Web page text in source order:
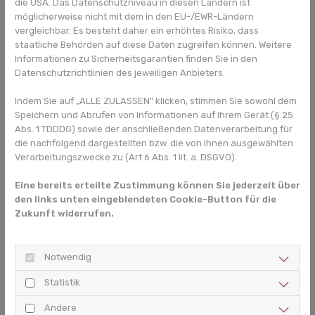
wieder herzustellen. Dabei wird der Zahnschmelz mit einem
säurehaltigen Gel geöffnet und ein Kunststoff in die Hohlräume
eingebracht, damit die Zahnsubstanz wieder geschlossen ist.
Der Zahnschmelz wird dann versiegelt.
Wenn der Zahnschmelz stark beschädigt ist, müssen die Löcher
mit einer Kompositfüllung aufgefüllt werden. Die Zähne werden
mit der Füllung in der Zahnfarbe rekonstruiert.
Dünne Keramik- oder Kunststoffschalen -Veneers- können auf
die Zähne aufgebracht werden, um die Flecken auf den Zähnen
oder der Patientin angepasst und mit einem speziellen Kleber an
die Zähne geklebt.
Quellen:
die USA. Das Datenschutzniveau in diesen Ländern ist
möglicherweise nicht mit dem in den EU-/EWR-Ländern
vergleichbar. Es besteht daher ein erhöhtes Risiko, dass
staatliche Behörden auf diese Daten zugreifen können. Weitere
Informationen zu Sicherheitsgarantien finden Sie in den
Datenschutzrichtlinien des jeweiligen Anbieters.
Indem Sie auf „ALLE ZULASSEN" klicken, stimmen Sie sowohl dem
Speichern und Abrufen von Informationen auf Ihrem Gerät (§ 25
Abs. 1 TDDDG) sowie der anschließenden Datenverarbeitung für
die nachfolgend dargestellten bzw. die von Ihnen ausgewählten
Verarbeitungszwecke zu (Art 6 Abs. 1 lit. a. DSGVO).
Eine bereits erteilte Zustimmung können Sie jederzeit über
den links unten eingeblendeten Cookie-Button für die
Zukunft widerrufen.
Notwendig
Statistik
Andere